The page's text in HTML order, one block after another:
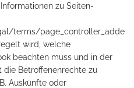
zu Seiten-
terms/page_controller_adde
wird, welche
beachten muss und in der
die Betroffenenrechte zu
Auskünfte oder